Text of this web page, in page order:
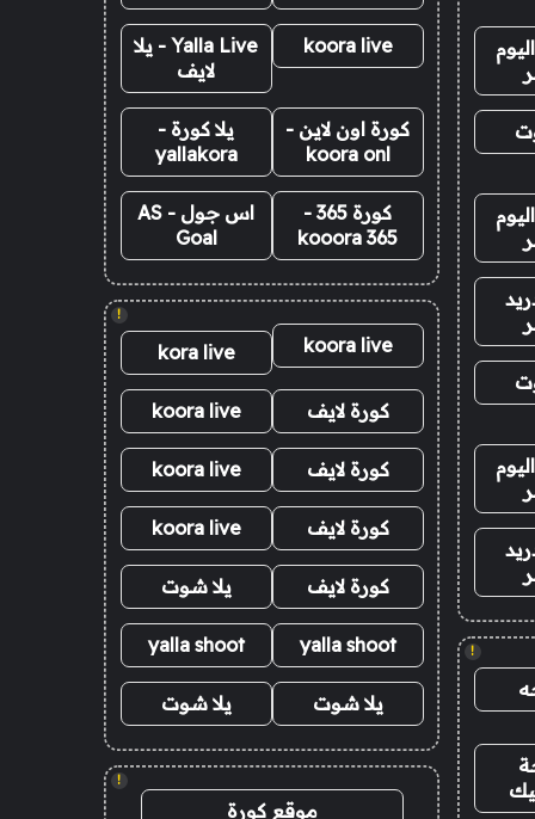
!
koora live
Yalla Live - يلا
لايف
كورة اون لاين -
koora onl
يلا كورة -
yallakora
كورة 365 -
kooora 365
اس جول - AS
Goal
!
koora live
kora live
كورة لايف koora live
كورة لايف koora live
كورة لايف koora live
كورة لايف يلا شوت
yalla shoot
yalla shoot
يلا شوت يلا شوت
!
موقع كورة